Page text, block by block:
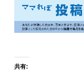
共有: